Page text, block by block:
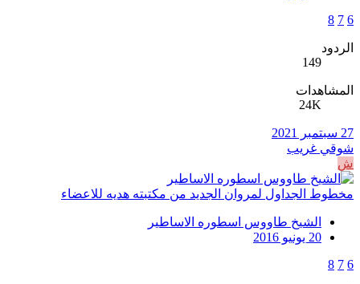
6
7
8
الردود
149
المشاهدات
24K
27 سبتمبر 2021
شوقي غريب
ش
مخطوط الجداول لمروان الجديد من مكتبته هديه للاعضاء
الشيخ طاووس اسطوره الاساطير
20 يونيو 2016
6
7
8